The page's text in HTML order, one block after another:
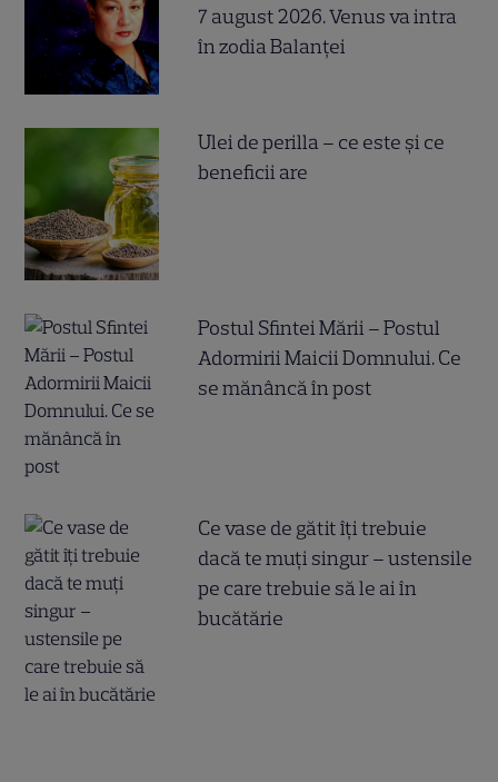
7 august 2026. Venus va intra
în zodia Balanței
Ulei de perilla – ce este și ce
beneficii are
Postul Sfintei Mării – Postul
Adormirii Maicii Domnului. Ce
se mănâncă în post
Ce vase de gătit îți trebuie
dacă te muți singur – ustensile
pe care trebuie să le ai în
bucătărie